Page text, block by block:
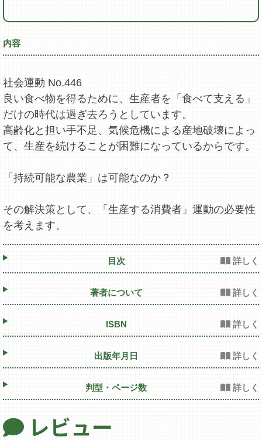
内容
社会運動 No.446
良い食べ物を得るために、生産者を「食べて支える」
だけの時代は過ぎ去ろうとしています。
高齢化と担い手不足、気候危機による産地破壊によっ
て、生産を続けることが困難になっているからです。
「持続可能な農業」は可能なのか？
その解決策として、「生産する消費者」運動の必要性
を考えます。
目次
著者について
ISBN
出版年月日
判型・ページ数
レビュー